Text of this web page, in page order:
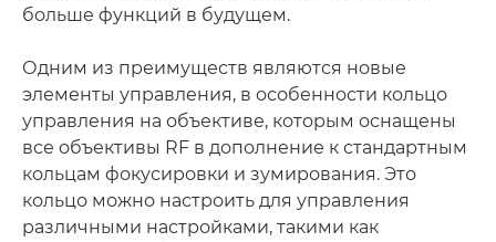
больше функций в будущем.
Одним из преимуществ являются новые
элементы управления, в особенности кольцо
управления на объективе, которым оснащены
все объективы RF в дополнение к стандартным
кольцам фокусировки и зумирования. Это
кольцо можно настроить для управления
различными настройками, такими как